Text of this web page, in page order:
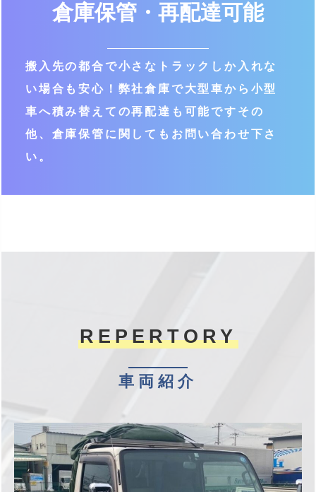
倉庫保管・再配達可能
搬入先の都合で小さなトラックしか 入れな
い場合も安心！ 弊社倉庫で大型車から小型
車へ積み替えての再配達も可能です その
他、倉庫保管に関しても お問い合わせ下さ
い。
REPERTORY
車両紹介